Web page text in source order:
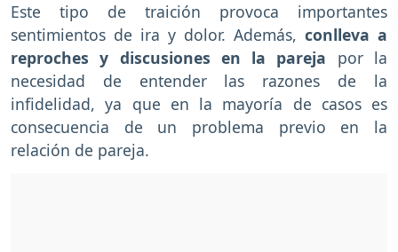
Este tipo de traición provoca importantes
sentimientos de ira y dolor. Además, conlleva a
reproches y discusiones en la pareja por la
necesidad de entender las razones de la
infidelidad, ya que en la mayoría de casos es
consecuencia de un problema previo en la
relación de pareja.